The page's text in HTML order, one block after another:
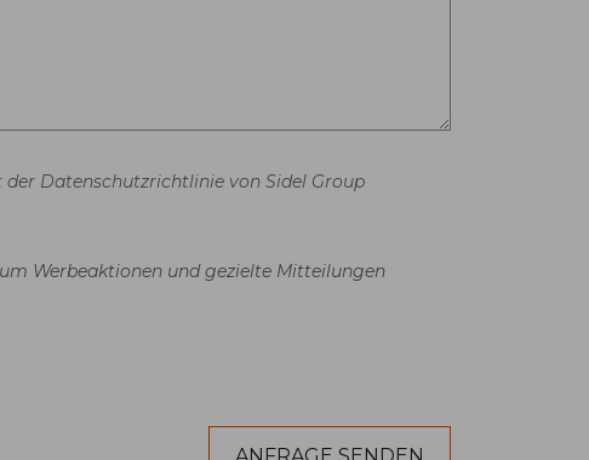
Datenschutzrichtlinie von Sidel Group
Werbeaktionen und gezielte Mitteilungen